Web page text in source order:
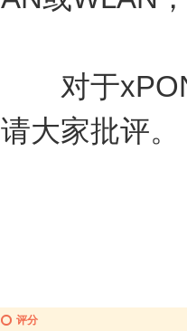
对于xPON
请大家批评。
评分